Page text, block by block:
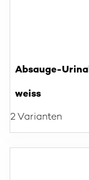
Absauge-
weiss
2 Varianten